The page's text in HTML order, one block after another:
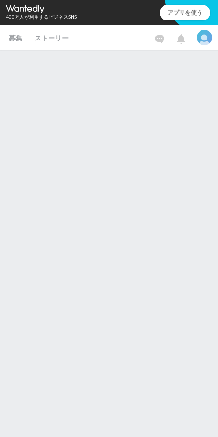
400万人が利用するビジネスSNS アプリを使う
募集 ストーリー